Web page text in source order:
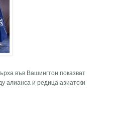
във Вашингтон показват
алианса и редица азиатски